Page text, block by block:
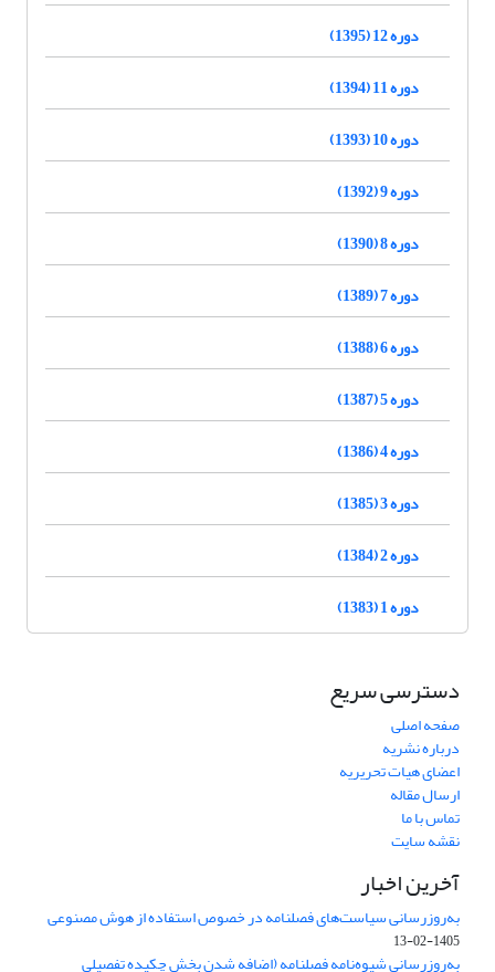
دوره 12 (1395)
دوره 11 (1394)
دوره 10 (1393)
دوره 9 (1392)
دوره 8 (1390)
دوره 7 (1389)
دوره 6 (1388)
دوره 5 (1387)
دوره 4 (1386)
دوره 3 (1385)
دوره 2 (1384)
دوره 1 (1383)
دسترسی سریع
صفحه اصلی
درباره نشریه
اعضای هیات تحریریه
ارسال مقاله
تماس با ما
نقشه سایت
آخرین اخبار
به‌روزرسانی سیاست‌های فصلنامه در خصوص استفاده از هوش مصنوعی
1405-02-13
به‌روزرسانی شیوه‌نامه فصلنامه (اضافه شدن بخش چکیده تفصیلی